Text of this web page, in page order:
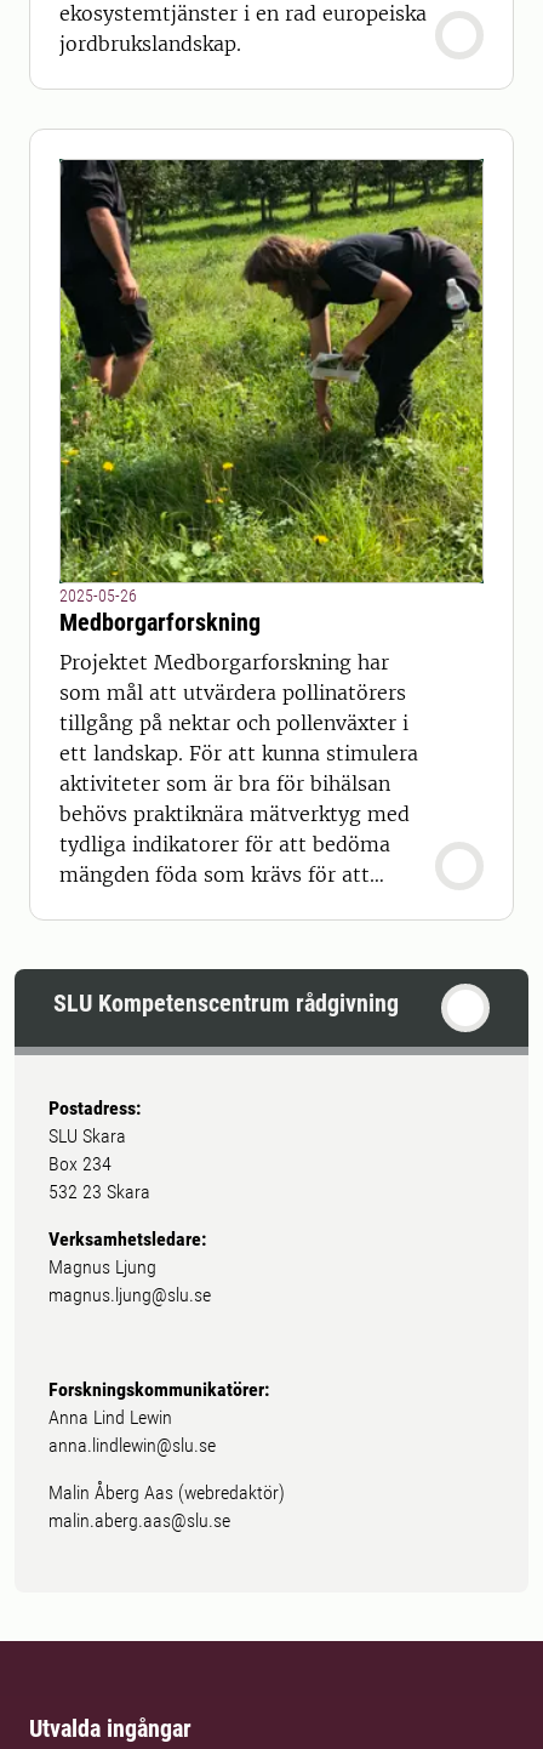
ekosystemtjänster i en rad europeiska
jordbrukslandskap.
2025-05-26
Medborgarforskning
Projektet Medborgarforskning har
som mål att utvärdera pollinatörers
tillgång på nektar och pollenväxter i
ett landskap. För att kunna stimulera
aktiviteter som är bra för bihälsan
behövs praktiknära mätverktyg med
tydliga indikatorer för att bedöma
mängden föda som krävs för att
SLU Kompetenscentrum rådgivning
Postadress:
SLU Skara
Box 234
532 23 Skara
Verksamhetsledare:
Magnus Ljung
magnus.ljung@slu.se
Forskningskommunikatörer:
Anna Lind Lewin
anna.lindlewin@slu.se
Malin Åberg Aas (webredaktör)
malin.aberg.aas@slu.se
Utvalda ingångar